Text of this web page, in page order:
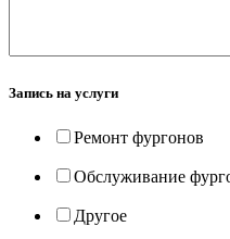
Запись на услуги
Ремонт фургонов
Обслуживание
Другое